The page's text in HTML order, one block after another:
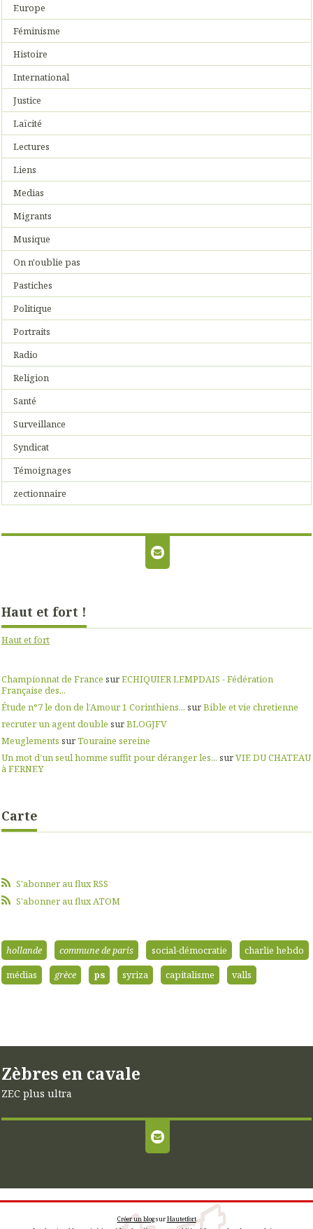
Europe
Féminisme
Histoire
International
Justice
Laïcité
Lectures
Liens
Medias
Migrants
Musique
On n'oublie pas
Pastiches
Politique
Portraits
Radio
Religion
Santé
Surveillance
Syndicat
Témoignages
zectionnaire
Haut et fort !
Haut et fort
Championnat de France surECHIQUIER LEMPDAIS - Fédération
Française des...
Étude n°7 le don de l’Amour 1 Corinthiens... surBible et vie chretienne
recruter un agent double surBLOGJFV
Meuglements surTouraine sereine
Un mot d’un seul homme suffit pour déranger les... surVIE DU CHATEAU
à FERNEY
Carte
S'abonner au flux RSS
S'abonner au flux ATOM
hollande commune de paris social-démocratie
charlie hebdo
médias
grèce ps syriza capitalisme valls
Zèbres en cavale
ZEC plus ultra
Créer un blogsurHautetfort